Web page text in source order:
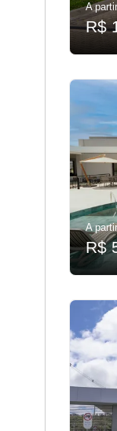
A
R$
A
R$